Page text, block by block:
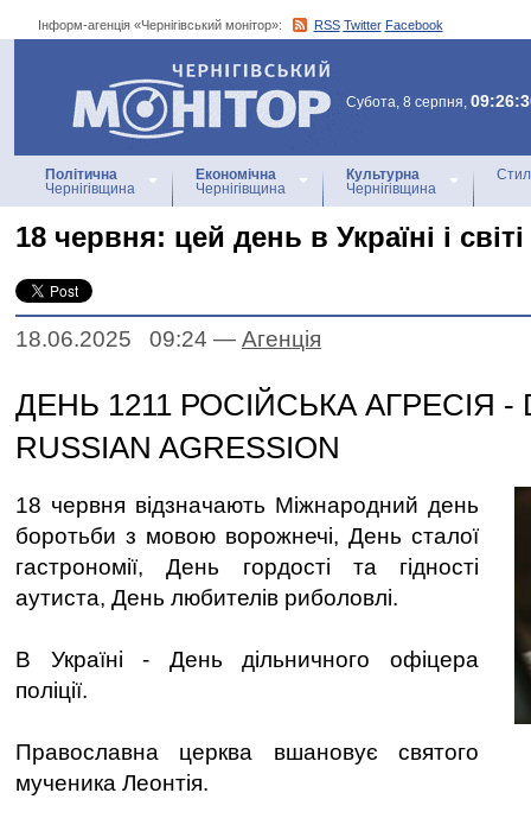
Інформ-агенція «Чернігівський монітор»: RSS Twitter Facebook
Інформ-агенція
«Чернігівський монітор»
Субота, 8 серпня,
Політична
Чернігівщина
Економічна
Чернігівщина
Культурна
Чернігівщина
18 червня: цей день в Україні і світі
18.06.2025 09:24 — Агенцiя
ДЕНЬ 1211 РОСІЙСЬКА АГРЕСІЯ -
RUSSIAN AGRESSION
18 червня відзначають Міжнародний день
боротьби з мовою ворожнечі, День сталої
гастрономії, День гордості та гідності
аутиста, День любителів риболовлі.
В Україні - День дільничного офіцера
поліції.
Православна церква вшановує святого
мученика Леонтія.